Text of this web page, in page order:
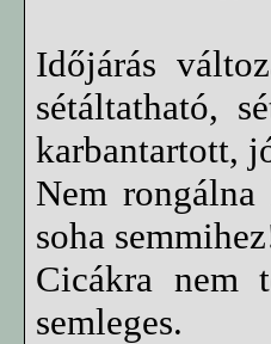
Időjárás
sétáltatható,
karbantartott,
Nem
soha
Cicákra nem
semleges.